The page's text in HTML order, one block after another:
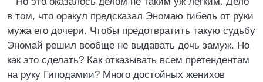
в том, что оракул предсказал Эномаю гибель от руки
мужа его дочери. Чтобы предотвратить такую судьбу
Эномай решил вообще не выдавать дочь замуж. Но
как это сделать? Как отказывать всем претендентам
на руку Гиподамии? Много достойных женихов